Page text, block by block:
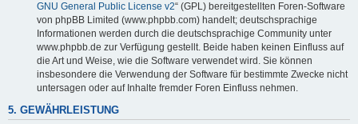
GNU General Public License v2“ (GPL) bereitgestellten Foren-Software
von phpBB Limited (www.phpbb.com) handelt; deutschsprachige
Informationen werden durch die deutschsprachige Community unter
www.phpbb.de zur Verfügung gestellt. Beide haben keinen Einfluss auf
die Art und Weise, wie die Software verwendet wird. Sie können
insbesondere die Verwendung der Software für bestimmte Zwecke nicht
untersagen oder auf Inhalte fremder Foren Einfluss nehmen.
5. GEWÄHRLEISTUNG